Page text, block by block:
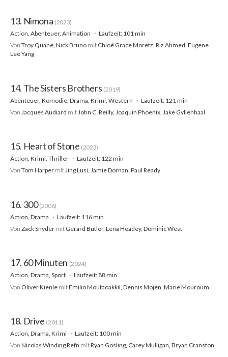
13. Nimona (2023)
Action, Abenteuer, Animation
Laufzeit: 101 min
Von Troy Quane, Nick Bruno mit Chloë Grace Moretz, Riz Ahmed, Eugene
Lee Yang
14. The Sisters Brothers (2019)
Abenteuer, Komödie, Drama, Krimi, Western
Laufzeit: 121 min
Von Jacques Audiard mit John C. Reilly, Joaquin Phoenix, Jake Gyllenhaal
15. Heart of Stone (2023)
Action, Krimi, Thriller
Laufzeit: 122 min
Von Tom Harper mitJing Lusi, Jamie Dornan, Paul Ready
16. 300(2006)
Action, Drama
Laufzeit: 116 min
Von Zack Snyder mit Gerard Butler, Lena Headey, Dominic West
17. 60 Minuten (2024)
Action, Drama, Sport
Laufzeit: 88 min
Von Oliver Kienle mitEmilio Moutaoakkil, Dennis Mojen, Marie Mouroum
18. Drive (2011)
Action, Drama, Krimi
Laufzeit: 100 min
Von Nicolas Winding Refn mitRyan Gosling, Carey Mulligan, Bryan Cranston